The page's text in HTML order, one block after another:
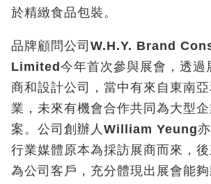
於精緻食品包裝。
品牌顧問公司 W.H.Y. Brand
Limited 今年首次參與展會，透過
商和設計公司，當中有來自東南
業，未來有機會合作共同為大型
案。公司創辦人 William Yeung
行業媒體原本為採訪展商而來，
為公司客戶，充分體現出展會能